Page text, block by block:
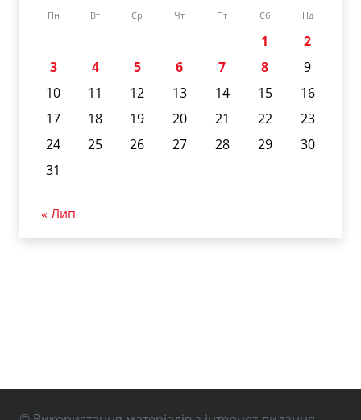
Пн Вт Ср Чт Пт Сб Нд
1
2
3
4 5 6 7 8
9
10
11 12 13 14 15
16
17
18 19 20 21 22
23
24
25 26 27 28 29
30
31
« Лип